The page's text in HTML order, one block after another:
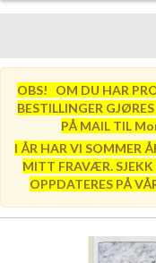
OBS! OM DU HAR
BESTILLINGER
PÅ MAIL TIL
I ÅR HAR VI SOMMER
MITT FRAVÆR.
OPPDATERES PÅ